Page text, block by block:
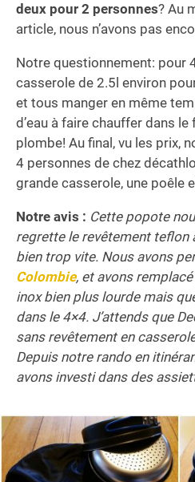
deux pour 2 personnes? Au
article, nous n’avons pas
Notre questionnement: pour
casserole de 2.5l environ
et tous manger en même
d’eau à faire chauffer dans
plombe! Au final, vu les prix,
4 personnes de chez
grande casserole, une poêle
Notre avis : Cette popote
regrette le revêtement teflon
bien trop vite. Nous avons
Colombie, et avons
inox bien plus lourde mais
dans le 4×4. J’attends que
sans revêtement en
Depuis notre rando en
avons investi dans des